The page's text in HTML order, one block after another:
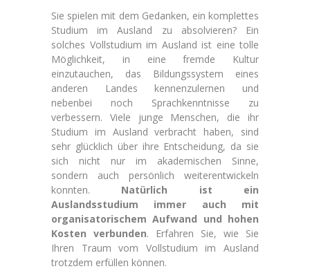
Sie spielen mit dem Gedanken, ein komplettes
Studium im Ausland zu absolvieren? Ein
solches Vollstudium im Ausland ist eine tolle
Möglichkeit, in eine fremde Kultur
einzutauchen, das Bildungssystem eines
anderen Landes kennenzulernen und
nebenbei noch Sprachkenntnisse zu
verbessern. Viele junge Menschen, die ihr
Studium im Ausland verbracht haben, sind
sehr glücklich über ihre Entscheidung, da sie
sich nicht nur im akademischen Sinne,
sondern auch persönlich weiterentwickeln
konnten. Natürlich ist ein
Auslandsstudium immer auch mit
organisatorischem Aufwand und hohen
Kosten verbunden. Erfahren Sie, wie Sie
Ihren Traum vom Vollstudium im Ausland
trotzdem erfüllen können.